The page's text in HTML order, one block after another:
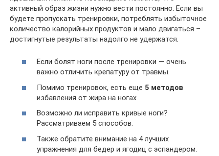
активный образ жизни нужно вести постоянно. Если вы
будете пропускать тренировки, потреблять избыточное
количество калорийных продуктов и мало двигаться –
достигнутые результаты надолго не удержатся.
Если болят ноги после тренировки — очень
важно отличить крепатуру от травмы.
Помимо тренировок, есть еще 5 методов
избавления от жира на ногах.
Возможно ли исправить кривые ноги?
Рассматриваем 5 способов.
Также обратите внимание на 4 лучших
упражнения для бедер и ягодиц с эспандером.